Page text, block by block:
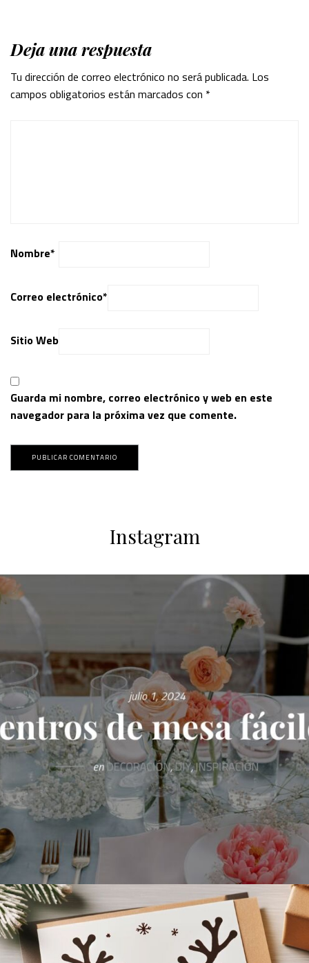
Deja una respuesta
Tu dirección de correo electrónico no será publicada. Los
campos obligatorios están marcados con *
Nombre*
Correo electrónico*
Sitio Web
Guarda mi nombre, correo electrónico y web en este
navegador para la próxima vez que comente.
Instagram